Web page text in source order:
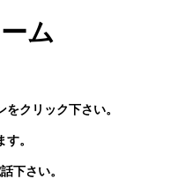
ム
クリック下さい。
。
下さい。